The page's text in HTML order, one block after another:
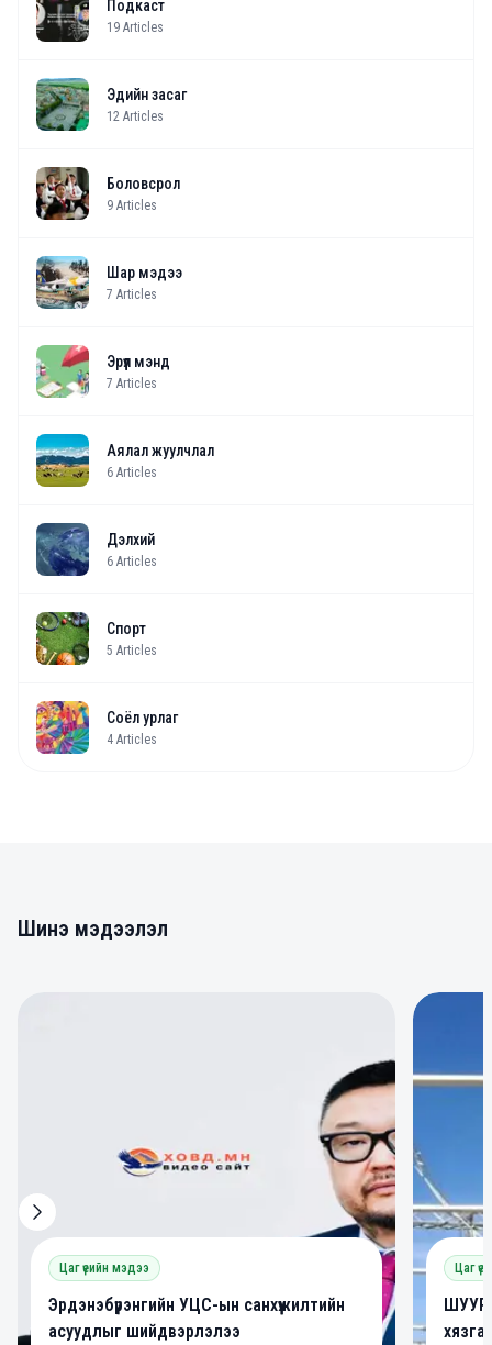
Подкаст
19 Articles
Эдийн засаг
12 Articles
Боловсрол
9 Articles
Шар мэдээ
7 Articles
Эрүүл мэнд
7 Articles
Аялал жуулчлал
6 Articles
Дэлхий
6 Articles
Спорт
5 Articles
Соёл урлаг
4 Articles
Шинэ мэдээлэл
Цаг үеийн мэдээ
Эрдэнэбүрэнгийн УЦС-ын санхүүжилтийн
асуудлыг шийдвэрлэлээ
Цаг